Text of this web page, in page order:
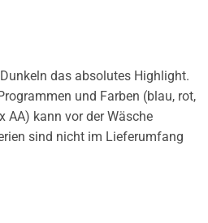
das absolutes Highlight.
und Farben (blau, rot,
AA) kann vor der Wäsche
sind nicht im Lieferumfang